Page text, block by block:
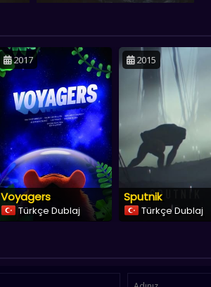
2017
Voyagers
Türkçe Dublaj
2015
Sputnik
Türkçe Dublaj